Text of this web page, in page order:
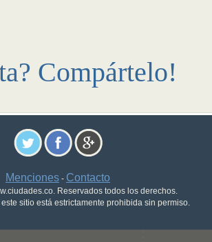
Compártelo!
Menciones - Contacto
Reservados todos los derechos.
sitio está estrictamente prohibida sin permiso.